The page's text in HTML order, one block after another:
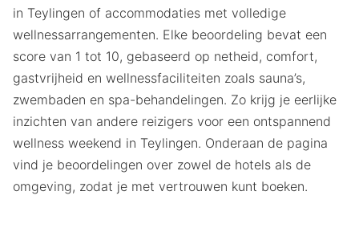
in Teylingen of accommodaties met volledige
wellnessarrangementen. Elke beoordeling bevat een
score van 1 tot 10, gebaseerd op netheid, comfort,
gastvrijheid en wellnessfaciliteiten zoals sauna’s,
zwembaden en spa-behandelingen. Zo krijg je eerlijke
inzichten van andere reizigers voor een ontspannend
wellness weekend in Teylingen. Onderaan de pagina
vind je beoordelingen over zowel de hotels als de
omgeving, zodat je met vertrouwen kunt boeken.